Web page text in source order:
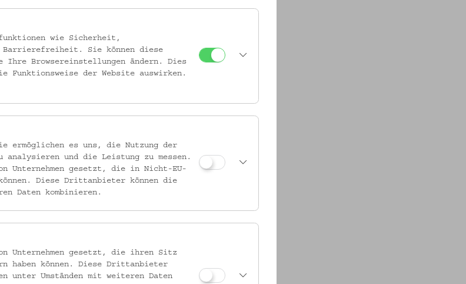
/ Kramar
wie Sicherheit,
Barrierefreiheit. Sie können diese
Ihre Browsereinstellungen ändern. Dies
Funktionsweise der Website auswirken.
ermöglichen es uns, die Nutzung der
analysieren und die Leistung zu messen.
Unternehmen gesetzt, die in Nicht-EU-
Diese Drittanbieter können die
Daten kombinieren.
Unternehmen gesetzt, die ihren Sitz
haben können. Diese Drittanbieter
unter Umständen mit weiteren Daten